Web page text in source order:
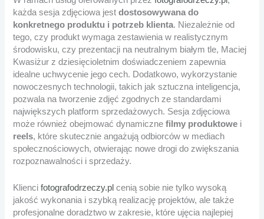
każda sesja zdjęciowa jestdostosowywana do
konkretnego produktu i potrzeb klienta. Niezależnie od
tego, czy produkt wymaga zestawienia w realistycznym
środowisku, czy prezentacji na neutralnym białym tle, Maciej
Kwasiżur z dziesięcioletnim doświadczeniem zapewnia
idealne uchwycenie jego cech. Dodatkowo, wykorzystanie
nowoczesnych technologii, takich jak sztuczna inteligencja,
pozwala na tworzenie zdjęć zgodnych ze standardami
największych platform sprzedażowych. Sesja zdjęciowa
może również obejmować dynamicznefilmy produktowe i
reels, które skutecznie angażują odbiorców w mediach
społecznościowych, otwierając nowe drogi do zwiększania
rozpoznawalności i sprzedaży.
Kliencifotografodrzeczy.pl cenią sobie nie tylko wysoką
jakość wykonania i szybką realizację projektów, ale także
profesjonalne doradztwo w zakresie, które ujęcia najlepiej